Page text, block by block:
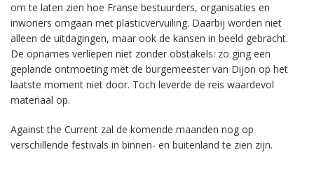
om te laten zien hoe Franse bestuurders, organisaties en
inwoners omgaan met plasticvervuiling. Daarbij worden niet
alleen de uitdagingen, maar ook de kansen in beeld gebracht.
De opnames verliepen niet zonder obstakels: zo ging een
geplande ontmoeting met de burgemeester van Dijon op het
laatste moment niet door. Toch leverde de reis waardevol
materiaal op.
Against the Current zal de komende maanden nog op
verschillende festivals in binnen- en buitenland te zien zijn.